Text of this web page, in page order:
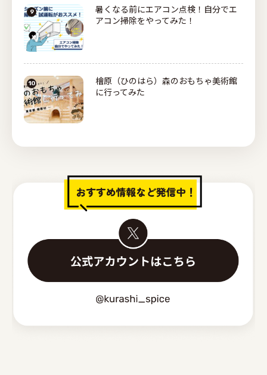
暑くなる前にエアコン点検！自分でエ
アコン掃除をやってみた！
檜原（ひのはら）森のおもちゃ美術館
に行ってみた